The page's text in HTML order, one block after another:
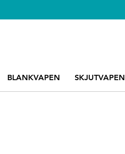
BLANKVAPEN SKJUTVAPEN